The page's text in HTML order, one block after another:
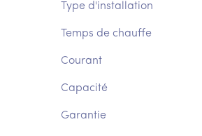
Type d'installation
Temps de chauffe
Courant
Capacité
Garantie